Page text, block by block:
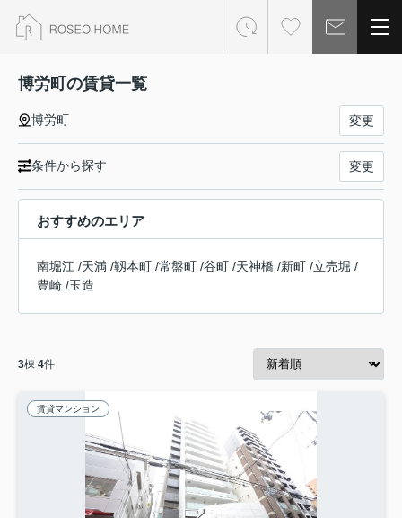
博労町の賃貸一覧
博労町 変更
条件から探す 変更
おすすめのエリア
南堀江 /天満 /靱本町 /常盤町 /谷町 /天神橋 /新町 /立売堀 /
豊崎 /玉造
3棟 4件
賃貸マンション